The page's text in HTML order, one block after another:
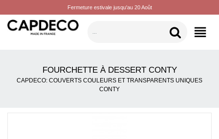
Fermeture estivale jusqu'au 20 Août
CATÉGORIES
FOURCHETTE À DESSERT CONTY
CAPDECO: COUVERTS COULEURS ET TRANSPARENTS UNIQUES
CONTY